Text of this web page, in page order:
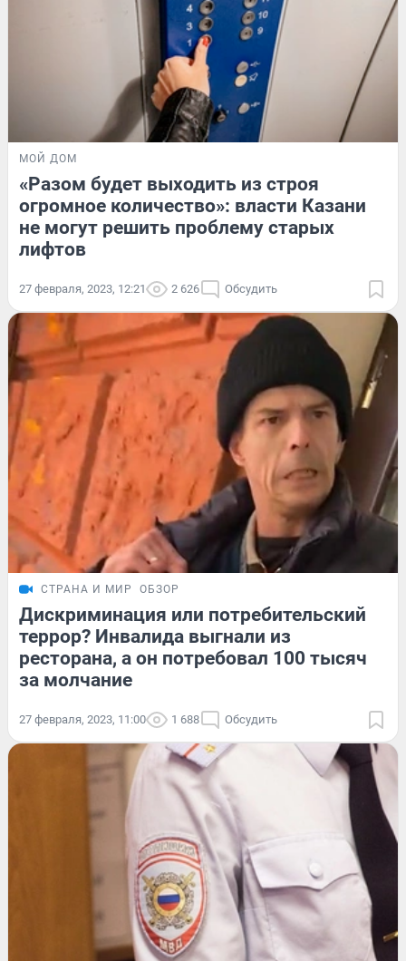
МОЙ ДОМ
«Разом будет выходить из строя
огромное количество»: власти Казани
не могут решить проблему старых
лифтов
27 февраля, 2023, 12:21 2 626 Обсудить
СТРАНА И МИР ОБЗОР
Дискриминация или потребительский
террор? Инвалида выгнали из
ресторана, а он потребовал 100 тысяч
за молчание
27 февраля, 2023, 11:00 1 688 Обсудить